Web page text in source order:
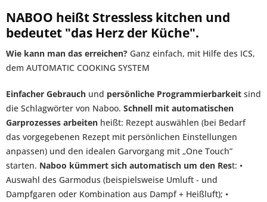
NABOO heißt Stressless kitchen und
bedeutet "das Herz der Küche".
Wie kann man das erreichen? Ganz einfach, mit Hilfe des ICS,
dem AUTOMATIC COOKING SYSTEM
Einfacher Gebrauch und persönliche Programmierbarkeit sind
die Schlagwörter von Naboo. Schnell mit automatischen
Garprozesses arbeiten heißt: Rezept auswählen (bei Bedarf
das vorgegebenen Rezept mit persönlichen Einstellungen
anpassen) und den idealen Garvorgang mit „One Touch”
starten. Naboo kümmert sich automatisch um den Rest: •
Auswahl des Garmodus (beispielsweise Umluft - und
Dampfgaren oder Kombination aus Dampf + Heißluft); •